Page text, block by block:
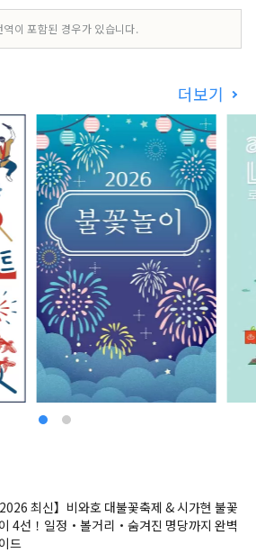
이 포함된 경우가 있습니다.
더보기
2026 최신】비와호 대불꽃축제 & 시가현 불꽃
4선！일정・볼거리・숨겨진 명당까지 완벽
드